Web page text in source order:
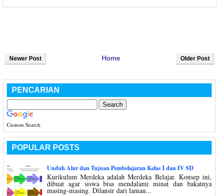
Newer Post Older Post
Home
PENCARIAN
Custom Search
POPULAR POSTS
Unduh Alur dan Tujuan Pembelajaran Kelas I dan IV SD
Kurikulum Merdeka adalah Merdeka Belajar. Konsep ini,
dibuat agar siswa bisa mendalami minat dan bakatnya
masing-masing. Dilansir dari laman...